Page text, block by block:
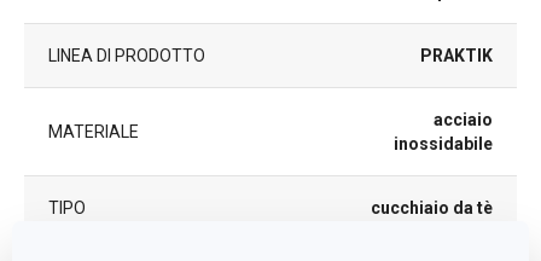
LINEA DI PRODOTTO PRAKTIK
MATERIALE
acciaio
inossidabile
TIPO cucchiaio da tè